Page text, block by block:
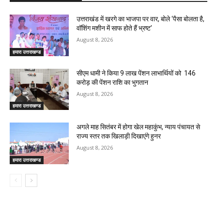
हमारा उत्तराखण्ड
उत्तराखंड में खरगे का भाजपा पर वार, बोले ‘पैसा बोलता है,
वॉशिंग मशीन में साफ होते हैं भ्रष्ट’
August 8, 2026
हमारा उत्तराखण्ड
सीएम धामी ने किया 9 लाख पेंशन लाभार्थियों को ₹ 146
करोड़ की पेंशन राशि का भुगतान
August 8, 2026
हमारा उत्तराखण्ड
अगले माह सितंबर में होगा खेल महाकुंभ, न्याय पंचायत से
राज्य स्तर तक खिलाड़ी दिखाएंगे हुनर
August 8, 2026